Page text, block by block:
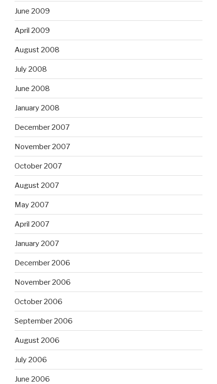
June 2009
April 2009
August 2008
July 2008
June 2008
January 2008
December 2007
November 2007
October 2007
August 2007
May 2007
April 2007
January 2007
December 2006
November 2006
October 2006
September 2006
August 2006
July 2006
June 2006